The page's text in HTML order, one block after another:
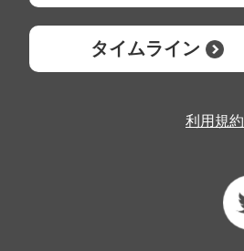
タイムライン
利用規約